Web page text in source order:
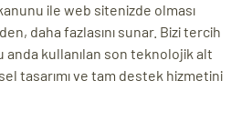
ile web sitenizde olması
daha fazlasını sunar. Bizi tercih
kullanılan son teknolojik alt
tasarımı ve tam destek hizmetini